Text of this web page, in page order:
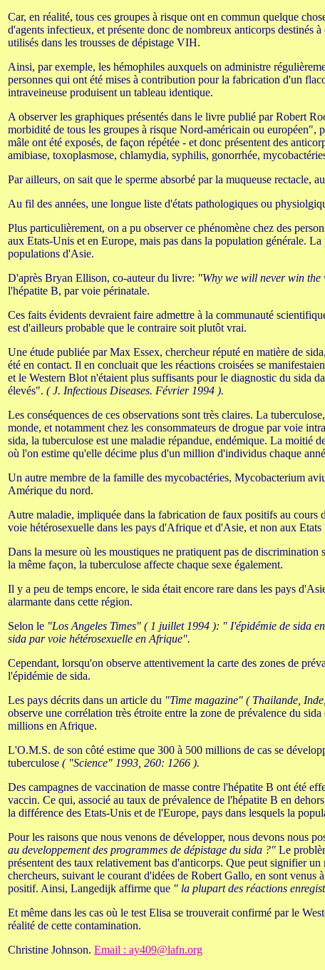
Car, en réalité, tous ces groupes à risque ont en commun quelque
d'agents infectieux, et présente donc de nombreux anticorps
utilisés dans les trousses de dépistage VIH.
Ainsi, par exemple, les hémophiles auxquels on administre
personnes qui ont été mises à contribution pour la fabrication d'un
intraveineuse produisent un tableau identique.
A observer les graphiques présentés dans le livre publié par Robert
morbidité de tous les groupes à risque Nord-américain ou européen",
mâle ont été exposés, de façon répétée - et donc présentent des
amibiase, toxoplasmose, chlamydia, syphilis, gonorrhée,
Par ailleurs, on sait que le sperme absorbé par la muqueuse rectacle,
Au fil des années, une longue liste d'états pathologiques ou
Plus particulièrement, on a pu observer ce phénomène chez des
aux Etats-Unis et en Europe, mais pas dans la population générale.
populations d'Asie.
D'après Bryan Ellison, co-auteur du livre: "Why we will never win
l'hépatite B, par voie périnatale.
Ces faits évidents devraient faire admettre à la communauté
est d'ailleurs probable que le contraire soit plutôt vrai.
Une étude publiée par Max Essex, chercheur réputé en matière de
été en contact. Il en concluait que les réactions croisées se
et le Western Blot n'étaient plus suffisants pour le diagnostic du sida
élevés". ( J. Infectious Diseases. Février 1994 ).
Les conséquences de ces observations sont très claires. La
monde, et notamment chez les consommateurs de drogue par voie
sida, la tuberculose est une maladie répandue, endémique. La moitié
où l'on estime qu'elle décime plus d'un million d'individus chaque
Un autre membre de la famille des mycobactéries, Mycobacterium
Amérique du nord.
Autre maladie, impliquée dans la fabrication de faux positifs au cours
voie hétérosexuelle dans les pays d'Afrique et d'Asie, et non aux
Dans la mesure où les moustiques ne pratiquent pas de
la même façon, la tuberculose affecte chaque sexe également.
Il y a peu de temps encore, le sida était encore rare dans les pays
alarmante dans cette région.
Selon le "Los Angeles Times" ( 1 juillet 1994 ): " I'épidémie de sida
sida par voie hétérosexuelle en Afrique".
Cependant, lorsqu'on observe attentivement la carte des zones de
l'épidémie de sida.
Les pays décrits dans un article du "Time magazine" ( Thailande,
observe une corrélation très étroite entre la zone de prévalence du
millions en Afrique.
L'O.M.S. de son côté estime que 300 à 500 millions de cas se
tuberculose ( "Science" 1993, 260: 1266 ).
Des campagnes de vaccination de masse contre l'hépatite B ont été
vaccin. Ce qui, associé au taux de prévalence de l'hépatite B en
la différence des Etats-Unis et de l'Europe, pays dans lesquels la
Pour les raisons que nous venons de développer, nous devons nous
au developpement des programmes de dépistage du sida ?" Le
présentent des taux relativement bas d'anticorps. Que peut signifier
chercheurs, suivant le courant d'idées de Robert Gallo, en sont
positif. Ainsi, Langedijk affirme que " la plupart des réactions
Et même dans les cas où le test Elisa se trouverait confirmé par le
réalité de cette contamination.
Christine Johnson. Email : ay409@lafn.org